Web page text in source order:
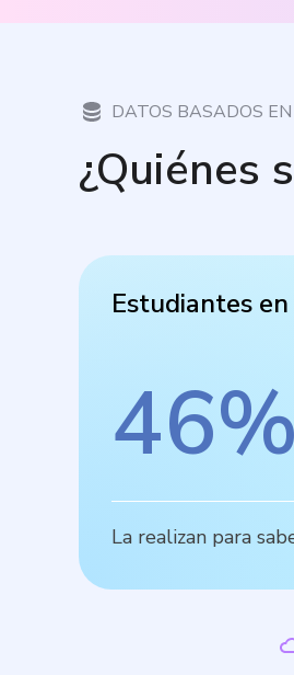
DATOS BASADOS
¿Quiénes
Estudiantes
46%
La realizan para